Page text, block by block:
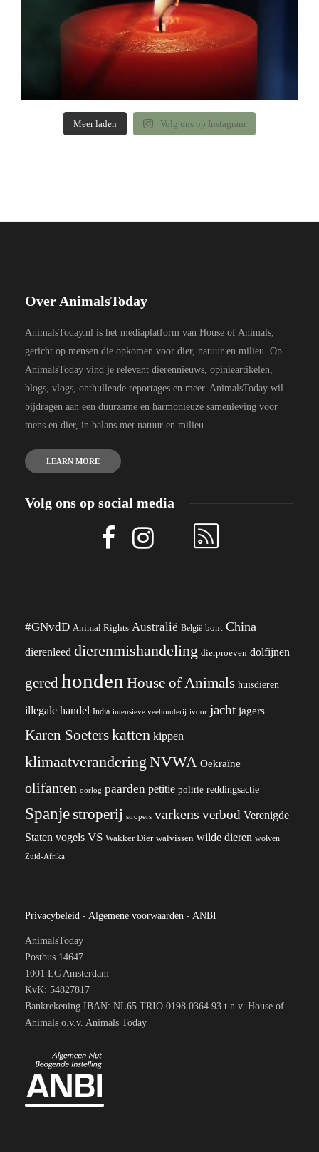
Meer laden Volg ons op Instagram
Over AnimalsToday
AnimalsToday.nl is het mediaplatform van House of Animals,
gericht op mensen die opkomen voor dier, natuur en milieu. Op
AnimalsToday vind je relevant dierennieuws, opinieartikelen,
blogs, vlogs, onthullende reportages en meer. AnimalsToday wil
bijdragen aan een duurzame en harmonieuze samenleving voor
mens en dier, in balans met natuur en milieu.
LEARN MORE
Volg ons op social media
#GNvdD Animal Rights Australië België bont China
dierenleed dierenmishandeling dierproeven dolfijnen
geredhonden House of Animals huisdieren
illegale handel India intensieve veehouderij ivoor jacht jagers
Karen Soeterskatten kippen
klimaatverandering NVWA Oekraïne
olifanten oorlog paarden petitie politie reddingsactie
Spanjestroperij stropers varkens verbod Verenigde
Staten vogels VS Wakker Dier walvissen wilde dieren wolven
Zuid-Afrika
Privacybeleid - Algemene voorwaarden - ANBI
AnimalsToday
Postbus 14647
1001 LC Amsterdam
KvK: 54827817
Bankrekening IBAN: NL65 TRIO 0198 0364 93 t.n.v. House of
Animals o.v.v. Animals Today